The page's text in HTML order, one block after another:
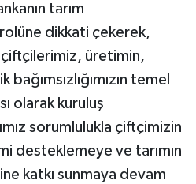
tarım
dikkati çekerek,
üretimin,
temel
olarak kuruluş
sorumlulukla çiftçimizin
desteklemeye ve tarımın
katkı sunmaya devam